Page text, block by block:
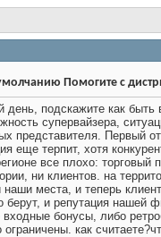
Помогите с
день, подскажите как
супервайзера,
представителя. Первый
еще терпит, хотя
все плохо: торговый
ни клиентов. на
наши места, и теперь
берут, и репутация нашей
входные бонусы, либо
ограничены. как